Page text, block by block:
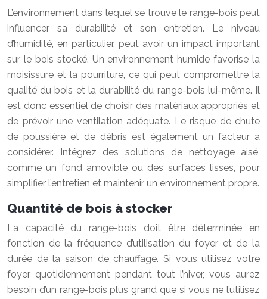
L’environnement dans lequel se trouve le range-bois peut
influencer sa durabilité et son entretien. Le niveau
d’humidité, en particulier, peut avoir un impact important
sur le bois stocké. Un environnement humide favorise la
moisissure et la pourriture, ce qui peut compromettre la
qualité du bois et la durabilité du range-bois lui-même. Il
est donc essentiel de choisir des matériaux appropriés et
de prévoir une ventilation adéquate. Le risque de chute
de poussière et de débris est également un facteur à
considérer. Intégrez des solutions de nettoyage aisé,
comme un fond amovible ou des surfaces lisses, pour
simplifier l’entretien et maintenir un environnement propre.
Quantité de bois à stocker
La capacité du range-bois doit être déterminée en
fonction de la fréquence d’utilisation du foyer et de la
durée de la saison de chauffage. Si vous utilisez votre
foyer quotidiennement pendant tout l’hiver, vous aurez
besoin d’un range-bois plus grand que si vous ne l’utilisez